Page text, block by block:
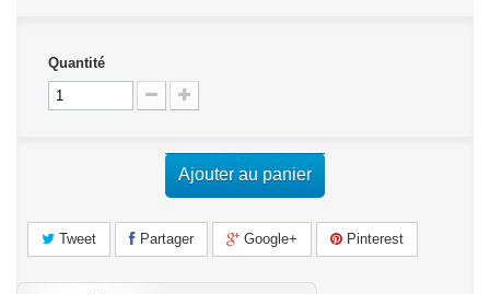
Quantité
Ajouter au panier
Tweet Partager Google+ Pinterest